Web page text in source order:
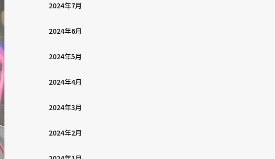
2024年7月
2024年6月
2024年5月
2024年4月
2024年3月
2024年2月